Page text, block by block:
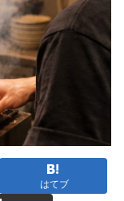
はてブ